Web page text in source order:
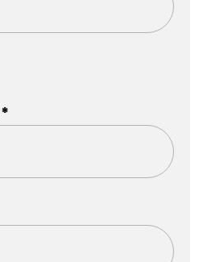
*